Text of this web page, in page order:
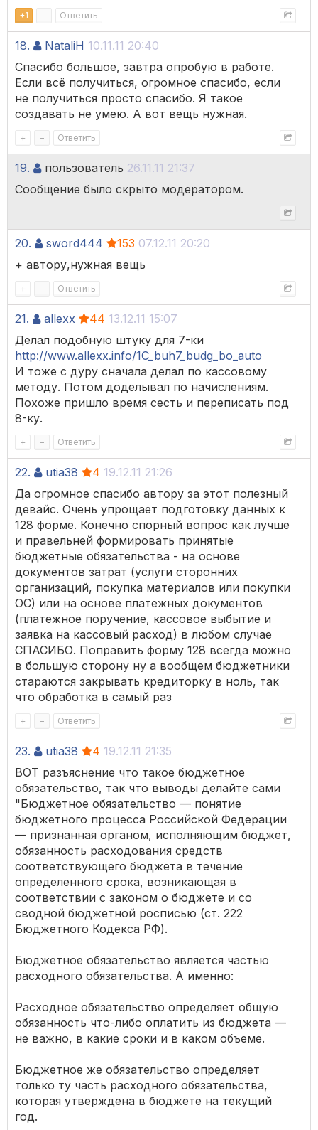
+1 – Ответить
18. NataliH 10.11.11 20:40
Спасибо большое, завтра опробую в работе.
Если всё получиться, огромное спасибо, если
не получиться просто спасибо. Я такое
создавать не умею. А вот вещь нужная.
+ – Ответить
19. пользователь 26.11.11 21:37
Сообщение было скрыто модератором.
20. sword444 153 07.12.11 20:20
+ автору,нужная вещь
+ – Ответить
21. allexx 44 13.12.11 15:07
Делал подобную штуку для 7-ки
http://www.allexx.info/1C_buh7_budg_bo_auto
И тоже с дуру сначала делал по кассовому
методу. Потом доделывал по начислениям.
Похоже пришло время сесть и переписать под
8-ку.
+ – Ответить
22. utia38 4 19.12.11 21:26
Да огромное спасибо автору за этот полезный
девайс. Очень упрощает подготовку данных к
128 форме. Конечно спорный вопрос как лучше
и правельней формировать принятые
бюджетные обязательства - на основе
документов затрат (услуги сторонних
организаций, покупка материалов или покупки
ОС) или на основе платежных документов
(платежное поручение, кассовое выбытие и
заявка на кассовый расход) в любом случае
СПАСИБО. Поправить форму 128 всегда можно
в большую сторону ну а вообщем бюджетники
стараются закрывать кредиторку в ноль, так
что обработка в самый раз
+ – Ответить
23. utia38 4 19.12.11 21:35
ВОТ разъяснение что такое бюджетное
обязательство, так что выводы делайте сами
"Бюджетное обязательство — понятие
бюджетного процесса Российской Федерации
— признанная органом, исполняющим бюджет,
обязанность расходования средств
соответствующего бюджета в течение
определенного срока, возникающая в
соответствии с законом о бюджете и со
сводной бюджетной росписью (ст. 222
Бюджетного Кодекса РФ).
Бюджетное обязательство является частью
расходного обязательства. А именно:
Расходное обязательство определяет общую
обязанность что-либо оплатить из бюджета —
не важно, в какие сроки и в каком объеме.
Бюджетное же обязательство определяет
только ту часть расходного обязательства,
которая утверждена в бюджете на текущий
год.